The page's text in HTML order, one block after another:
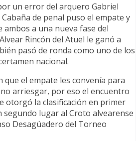
un error del arquero Gabriel
de penal puso el empate y
ambos a una nueva fase del
Rincón del Atuel le ganó a
pasó de ronda como uno de los
nacional.
que el empate les convenía para
arriesgar, por eso el encuentro
otorgó la clasificación en primer
segundo lugar al Croto alvearense
Desagüadero del Torneo